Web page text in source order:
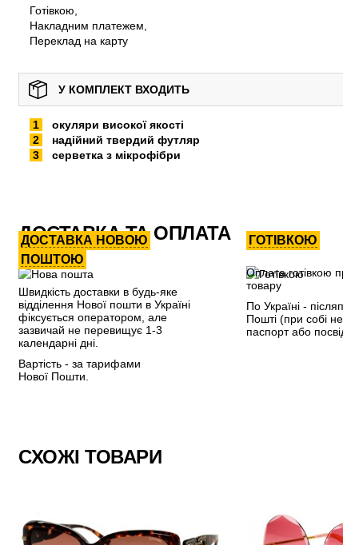
Готівкою,
Накладним платежем,
Переклад на карту
У КОМПЛЕКТ ВХОДИТЬ
окуляри високої якості
надійний твердий футляр
серветка з мікрофібри
ДОСТАВКА ТА ОПЛАТА
ДОСТАВКА НОВОЮ
ПОШТОЮ
Швидкість доставки в будь-яке
відділення Нової пошти в Україні
фіксується оператором, але
зазвичай не перевищує 1-3
календарні дні.
Вартість - за тарифами
Нової Пошти.
ГОТІВКОЮ
Оплата готівкою
товару
По Україні -
Пошті (при собі
паспорт або
СХОЖІ ТОВАРИ